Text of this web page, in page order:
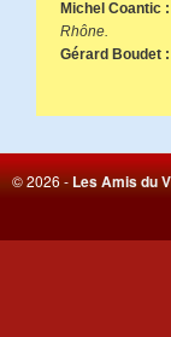
Michel Coantic :
Rhône.
Gérard Boudet :
© 2026 -Les Amis du